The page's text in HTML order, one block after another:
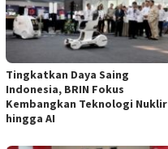
Tingkatkan Daya Saing
Indonesia, BRIN Fokus
Kembangkan Teknologi Nuklir
hingga AI